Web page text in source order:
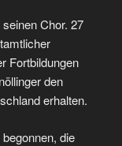
Chor. 27
Fortbildungen
den
erhalten.
die